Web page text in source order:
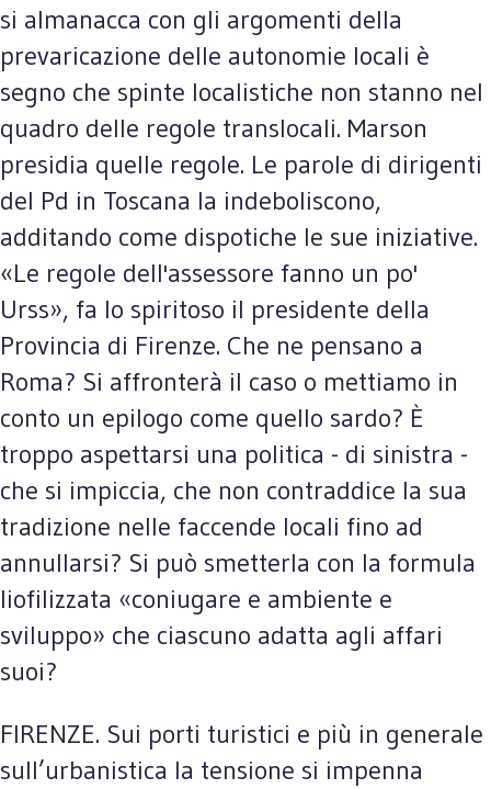
si almanacca con gli argomenti della
prevaricazione delle autonomie locali è
segno che spinte localistiche non stanno nel
quadro delle regole translocali. Marson
presidia quelle regole. Le parole di dirigenti
del Pd in Toscana la indeboliscono,
additando come dispotiche le sue iniziative.
«Le regole dell'assessore fanno un po'
Urss», fa lo spiritoso il presidente della
Provincia di Firenze. Che ne pensano a
Roma? Si affronterà il caso o mettiamo in
conto un epilogo come quello sardo? È
troppo aspettarsi una politica - di sinistra -
che si impiccia, che non contraddice la sua
tradizione nelle faccende locali fino ad
annullarsi? Si può smetterla con la formula
liofilizzata «coniugare e ambiente e
sviluppo» che ciascuno adatta agli affari
suoi?
FIRENZE. Sui porti turistici e più in generale
sull’urbanistica la tensione si impenna